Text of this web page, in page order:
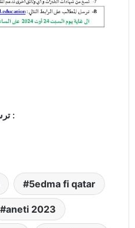
ترسل المطالب على الرابط التالي :
5edma fi qatar
aneti 2023